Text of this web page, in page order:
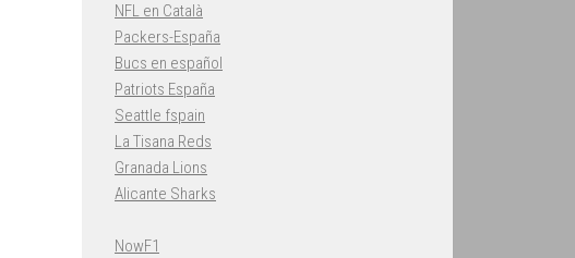
NFL en Català
Packers-España
Bucs en español
Patriots España
Seattle fspain
La Tisana Reds
Granada Lions
Alicante Sharks
NowF1